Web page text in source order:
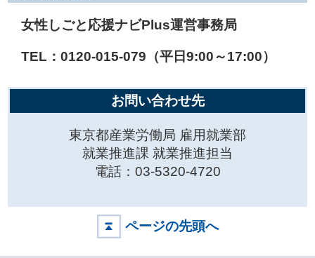
女性しごと応援ナビPlus運営事務局
TEL：0120-015-079（平日9:00～17:00）
お問い合わせ先
東京都産業労働局 雇用就業部
就業推進課 就業推進担当
電話：03-5320-4720
ページの先頭へ